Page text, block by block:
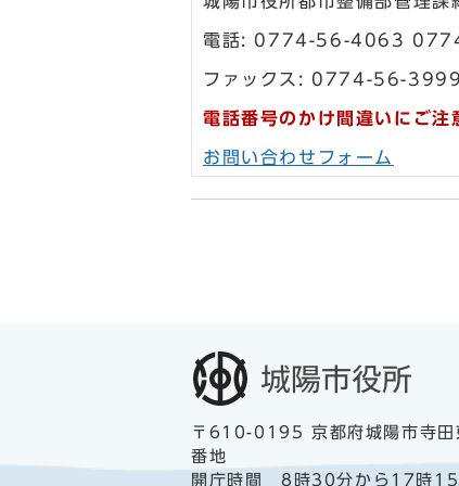
電話: 0774-56-4063
ファックス: 0774-56-3999
電話番号のかけ間違いにご注
お問い合わせフォーム
〒610-0195 京都府城陽市寺田
番地
開庁時間 8時30分から17時15